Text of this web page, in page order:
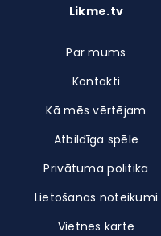
Likme.tv
Par mums
Kontakti
Kā mēs vērtējam
Atbildīga spēle
Privātuma politika
Lietošanas noteikumi
Vietnes karte